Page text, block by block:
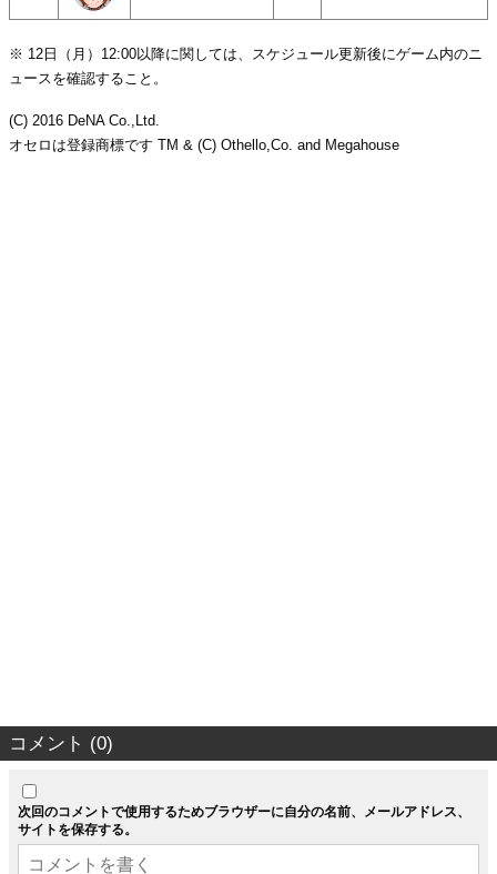
※ 12日（月）12:00以降に関しては、スケジュール更新後にゲーム内のニ
ュースを確認すること。
(C) 2016 DeNA Co.,Ltd.
オセロは登録商標です TM & (C) Othello,Co. and Megahouse
コメント (0)
次回のコメントで使用するためブラウザーに自分の名前、メールアドレス、
サイトを保存する。